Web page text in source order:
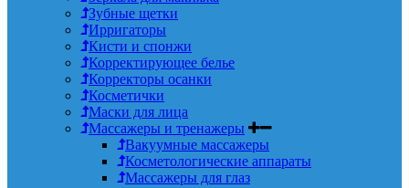
Зубные щетки
Ирригаторы
Кисти и спонжи
Корректирующее белье
Корректоры осанки
Косметички
Маски для лица
Массажеры и тренажеры
Вакуумные массажеры
Косметологические аппараты
Массажеры для глаз